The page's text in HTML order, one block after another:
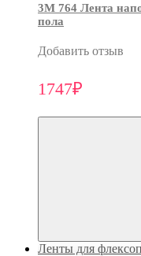
3M 764 Лента
пола
Добавить отзыв
1747₽
Ленты для